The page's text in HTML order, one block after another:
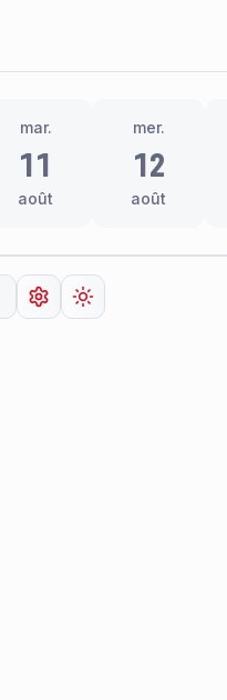
mar.
11
août
mer.
12
août
Ouvrir les paramètres
Changer de thème